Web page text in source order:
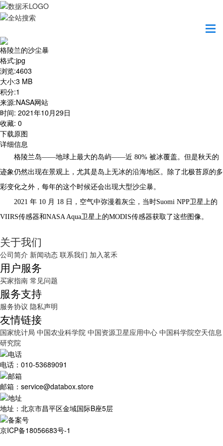
格陵兰的沙尘暴
格式:jpg
浏览:4603
大小:3 MB
积分:1
来源:NASA网站
时间: 2021年10月29日
收藏: 0
下载原图
详细信息
格陵兰岛——地球上最大的岛屿——近 80% 被冰覆盖。但是秋天的
迹象仍然出现在景观上，尤其是岛上无冰的沿海地区。除了北极苔原的多
彩变化之外，每年的这个时候还会出现大型沙尘暴。
2021 年 10 月 18 日，空气中弥漫着灰尘，当时Suomi NPP卫星上的
VIIRS传感器和NASA Aqua卫星上的MODIS传感器获取了这些图像。
关于我们
公司简介 新闻动态 联系我们 加入茗禾
用户服务
买家指南 常见问题
服务支持
服务协议 隐私声明
友情链接
国家统计局 中国农业科学院 中国资源卫星应用中心 中国科学院空天信息
研究院
电话：010-53689091
邮箱：service@databox.store
地址：北京市昌平区金域国际B座5层
京ICP备18056683号-1